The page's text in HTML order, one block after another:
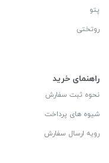
پتو
روتختی
راهنمای خرید
نحوه ثبت سفارش
شیوه های پرداخت
رویه ارسال سفارش